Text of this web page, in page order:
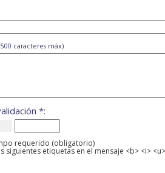
caracteres máx)
*:
requerido (obligatorio)
siguientes etiquetas en el mensaje <b> <i> <u>